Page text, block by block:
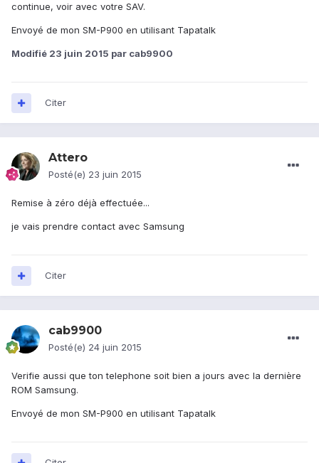
continue, voir avec votre SAV.
Envoyé de mon SM-P900 en utilisant Tapatalk
Modifié 23 juin 2015 par cab9900
Citer
Attero
Posté(e) 23 juin 2015
Remise à zéro déjà effectuée...
je vais prendre contact avec Samsung
Citer
cab9900
Posté(e) 24 juin 2015
Verifie aussi que ton telephone soit bien a jours avec la dernière
ROM Samsung.
Envoyé de mon SM-P900 en utilisant Tapatalk